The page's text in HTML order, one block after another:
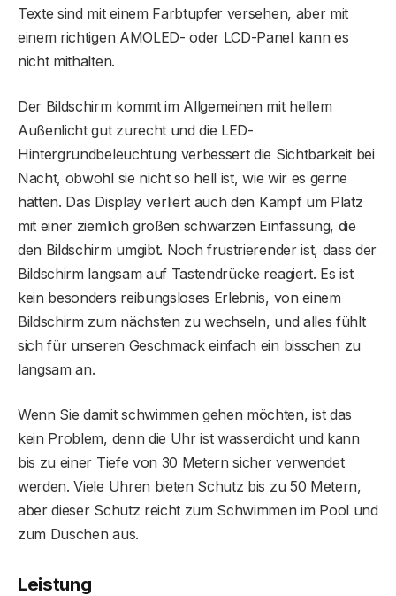
Texte sind mit einem Farbtupfer versehen, aber mit
einem richtigen AMOLED- oder LCD-Panel kann es
nicht mithalten.
Der Bildschirm kommt im Allgemeinen mit hellem
Außenlicht gut zurecht und die LED-
Hintergrundbeleuchtung verbessert die Sichtbarkeit bei
Nacht, obwohl sie nicht so hell ist, wie wir es gerne
hätten. Das Display verliert auch den Kampf um Platz
mit einer ziemlich großen schwarzen Einfassung, die
den Bildschirm umgibt. Noch frustrierender ist, dass der
Bildschirm langsam auf Tastendrücke reagiert. Es ist
kein besonders reibungsloses Erlebnis, von einem
Bildschirm zum nächsten zu wechseln, und alles fühlt
sich für unseren Geschmack einfach ein bisschen zu
langsam an.
Wenn Sie damit schwimmen gehen möchten, ist das
kein Problem, denn die Uhr ist wasserdicht und kann
bis zu einer Tiefe von 30 Metern sicher verwendet
werden. Viele Uhren bieten Schutz bis zu 50 Metern,
aber dieser Schutz reicht zum Schwimmen im Pool und
zum Duschen aus.
Leistung